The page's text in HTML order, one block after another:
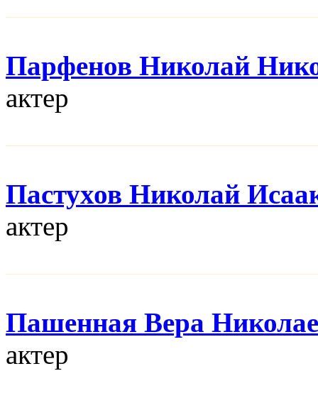
Парфенов Николай
актер
Пастухов Николай
актер
Пашенная Вера
актер